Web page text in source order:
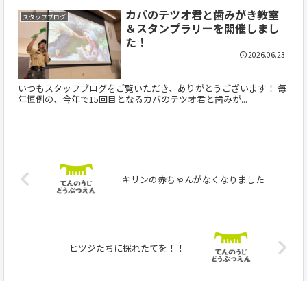
スタッフブログ
カバのテツオ君と歯みがき教室
＆スタンプラリーを開催しまし
た！
いつもスタッフブログをご覧いただき、ありがとうございます！ 毎
年恒例の、今年で15回目となるカバのテツオ君と歯みが...
2026.06.23
キリンの赤ちゃんがなくなりました
ヒツジたちに採れたてを！！